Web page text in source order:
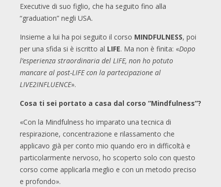
Executive di suo figlio, che ha seguito fino alla
“graduation” negli USA.
Insieme a lui ha poi seguito il corso MINDFULNESS, poi
per una sfida si è iscritto al LIFE. Ma non è finita: «Dopo
l’esperienza straordinaria del LIFE, non ho potuto
mancare al post-LIFE con la partecipazione al
LIVE2INFLUENCE».
Cosa ti sei portato a casa dal corso “Mindfulness”?
«Con la Mindfulness ho imparato una tecnica di
respirazione, concentrazione e rilassamento che
applicavo già per conto mio quando ero in difficoltà e
particolarmente nervoso, ho scoperto solo con questo
corso come applicarla meglio e con un metodo preciso
e profondo».